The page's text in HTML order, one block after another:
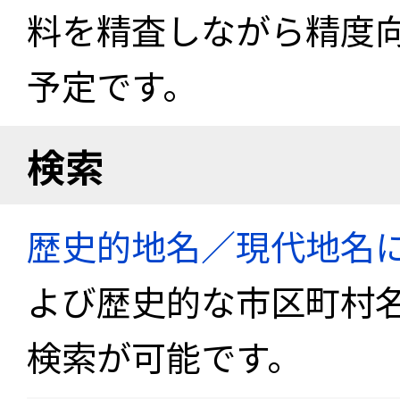
料を精査しながら精度
予定です。
検索
歴史的地名／現代地名
よび歴史的な市区町村
検索が可能です。